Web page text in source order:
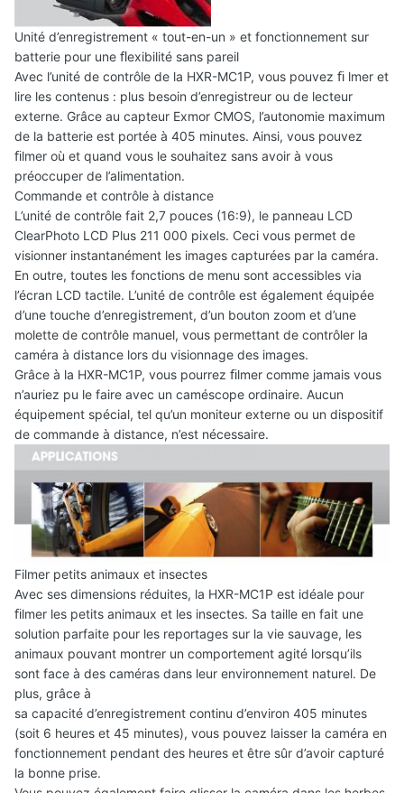
Unité d’enregistrement « tout-en-un » et fonctionnement sur
batterie pour une ﬂexibilité sans pareil
Avec l’unité de contrôle de la HXR-MC1P, vous pouvez ﬁ lmer et
lire les contenus : plus besoin d’enregistreur ou de lecteur
externe. Grâce au capteur Exmor CMOS, l’autonomie maximum
de la batterie est portée à 405 minutes. Ainsi, vous pouvez
ﬁlmer où et quand vous le souhaitez sans avoir à vous
préoccuper de l’alimentation.
Commande et contrôle à distance
L’unité de contrôle fait 2,7 pouces (16:9), le panneau LCD
ClearPhoto LCD Plus 211 000 pixels. Ceci vous permet de
visionner instantanément les images capturées par la caméra.
En outre, toutes les fonctions de menu sont accessibles via
l’écran LCD tactile. L’unité de contrôle est également équipée
d’une touche d’enregistrement, d’un bouton zoom et d’une
molette de contrôle manuel, vous permettant de contrôler la
caméra à distance lors du visionnage des images.
Grâce à la HXR-MC1P, vous pourrez ﬁlmer comme jamais vous
n’auriez pu le faire avec un caméscope ordinaire. Aucun
équipement spécial, tel qu’un moniteur externe ou un dispositif
de commande à distance, n’est nécessaire.
Filmer petits animaux et insectes
Avec ses dimensions réduites, la HXR-MC1P est idéale pour
ﬁlmer les petits animaux et les insectes. Sa taille en fait une
solution parfaite pour les reportages sur la vie sauvage, les
animaux pouvant montrer un comportement agité lorsqu’ils
sont face à des caméras dans leur environnement naturel. De
plus, grâce à
sa capacité d’enregistrement continu d’environ 405 minutes
(soit 6 heures et 45 minutes), vous pouvez laisser la caméra en
fonctionnement pendant des heures et être sûr d’avoir capturé
la bonne prise.